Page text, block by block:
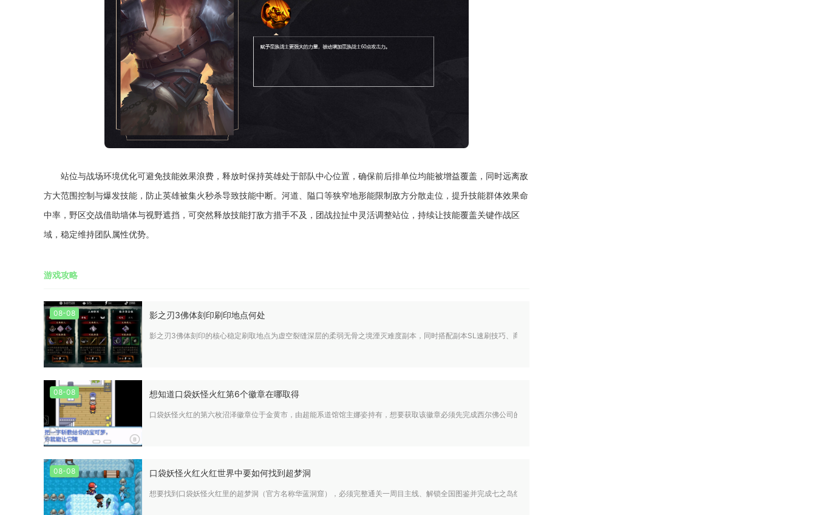
站位与战场环境优化可避免技能效果浪费，释放时保持英雄处于部队中心位置，确保前后排单位均能被增益覆盖，同时远离敌
方大范围控制与爆发技能，防止英雄被集火秒杀导致技能中断。河道、隘口等狭窄地形能限制敌方分散走位，提升技能群体效果命
中率，野区交战借助墙体与视野遮挡，可突然释放技能打敌方措手不及，团战拉扯中灵活调整站位，持续让技能覆盖关键作战区
域，稳定维持团队属性优势。
游戏攻略
08-08 影之刃3佛体刻印刷印地点何处
影之刃3佛体刻印的核心稳定刷取地点为虚空裂缝深层的柔弱无骨之境湮灭难度副本，同时搭配副本SL速刷技巧、商店兑换、周常隐藏关卡三种补充渠道，能够快速积攒足量佛体刻印用于五圣祝福套装成型。
08-08 想知道口袋妖怪火红第6个徽章在哪取得
口袋妖怪火红的第六枚沼泽徽章位于金黄市，由超能系道馆馆主娜姿持有，想要获取该徽章必须先完成西尔佛公司的火箭队清剿剧情，解锁金黄市道馆的进入权限后，破解道馆内的传送地板迷宫并战胜娜姿
08-08 口袋妖怪火红火红世界中要如何找到超梦洞
想要找到口袋妖怪火红里的超梦洞（官方名称华蓝洞窟），必须完整通关一周目主线、解锁全国图鉴并完成七之岛红蓝宝石剧情，全部流程结束后华蓝市北侧的洞窟入口守卫才会撤离，洞窟永久开放可供进